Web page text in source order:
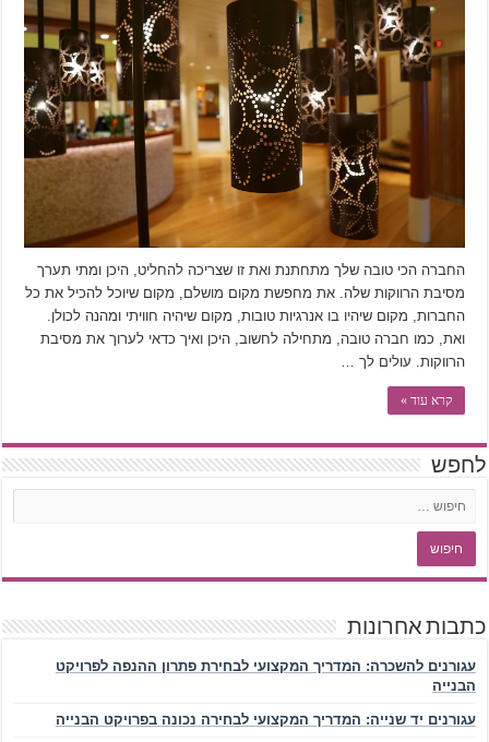
החברה הכי טובה שלך מתחתנת ואת זו שצריכה להחליט, היכן ומתי תערך
מסיבת הרווקות שלה. את מחפשת מקום מושלם, מקום שיוכל להכיל את כל
החברות, מקום שיהיו בו אנרגיות טובות, מקום שיהיה חוויתי ומהנה לכולן.
ואת, כמו חברה טובה, מתחילה לחשוב, היכן ואיך כדאי לערוך את מסיבת
הרווקות. עולים לך …
קרא עוד »
לחפש
כתבות אחרונות
עגורנים להשכרה: המדריך המקצועי לבחירת פתרון ההנפה לפרויקט
הבנייה
עגורנים יד שנייה: המדריך המקצועי לבחירה נכונה בפרויקט הבנייה